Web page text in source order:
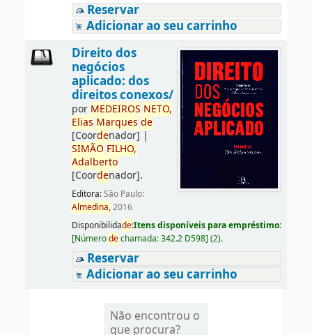
Reservar
Adicionar ao seu carrinho
Direito dos
negócios
aplicado: dos
direitos conexos/
por MEDEIROS NETO,
Elias Marques de
[Coordenador] |
SIMÃO FILHO,
Adalberto
[Coordenador].
Editora:São Paulo:
Almedina,2016
Disponibilidade:Itens disponíveis para empréstimo:
[Númerodechamada:342.2 D598] (2).
Reservar
Adicionar ao seu carrinho
Não encontrou o
que procura?